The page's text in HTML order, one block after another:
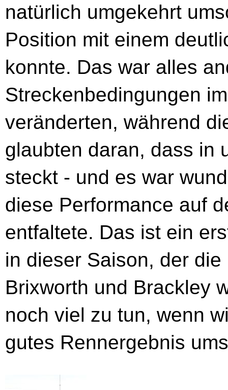
natürlich umgekehrt
Position mit einem
konnte. Das war alles
Streckenbedingungen
veränderten, während
glaubten daran, dass in
steckt - und es war
diese Performance auf
entfaltete. Das ist ein
in dieser Saison, der
Brixworth und Brackley
noch viel zu tun, wenn
gutes Rennergebnis